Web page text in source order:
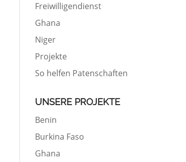
Freiwilligendienst
Ghana
Niger
Projekte
So helfen Patenschaften
UNSERE PROJEKTE
Benin
Burkina Faso
Ghana